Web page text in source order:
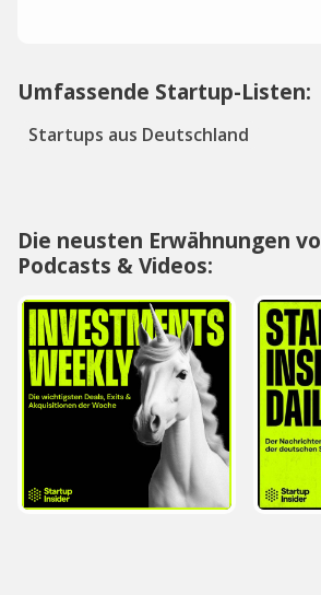
Umfassende Startup-Listen:
Startups aus Deutschland
Die neusten Erwähnungen
Podcasts & Videos: